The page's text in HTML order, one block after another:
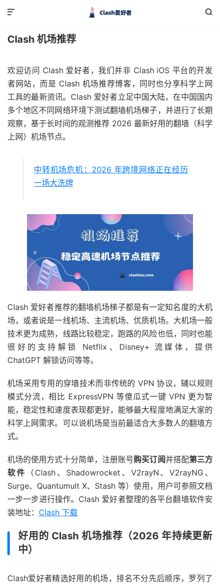


Clash 机场推荐
欢迎访问 Clash 爱好者，我们并非 Clash iOS 平台的开发
者网站，而是 Clash 机场推荐博客，同时也分享科学上网
工具的最新资讯。Clash 爱好者立足中国大陆，在中国国内
多个地区不同网络环境下测试翻墙机场梯子，并进行了长期
观察，基于长时间的观测推荐 2026 最新好用的翻墙（科学
上网）机场节点。
中转机场危机：2026 年跨境网络正在经历
一场大洗牌
Clash 爱好者推荐的翻墙机场梯子都是有一定知名度的大机
场，或者说是一线机场、主流机场、优质机场。大机场一般
技术更为成熟，线路比较稳定，跑路的风险也低，同时也能
很好的支持解锁 Netflix、Disney+ 流媒体，提供
ChatGPT 解锁访问等等。
机场采用专用的穿墙技术而非传统的 VPN 协议，辅以规则
模式分流，相比 ExpressVPN 等傻瓜式一键 VPN 更为智
能，稳定性和速度表现都更好，能够最大程度地满足大家的
科学上网需求。可以说机场是当前最适合大多数人的翻墙方
式。
机场的使用方式十分简单，注册账号购买订阅并搭配第三方
软件
（Clash、Shadowrocket、V2rayN、V2rayNG、
Surge、Quantumult X、Stash 等）使用，用户可参照文档
一步一步进行操作。Clash 爱好者整理的各平台翻墙软件安
装地址： Clash 下载
好用的 Clash 机场推荐（2026 年持续更新
中）
Clash爱好者精选好用的机场，排名不分先后顺序，罗列了